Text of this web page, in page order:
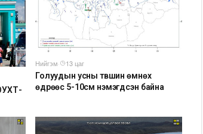
Нийгэм·
13 цаг
Голуудын усны түвшин өмнөх
өдрөөс 5-10см нэмэгдсэн байна